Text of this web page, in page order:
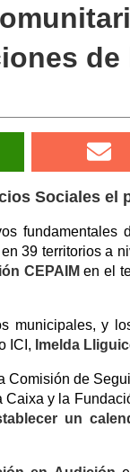
Sociales el
fundamentales
39 territorios a
CEPAIM en el
municipales, y
ICI, Imelda
Comisión de
y la
un